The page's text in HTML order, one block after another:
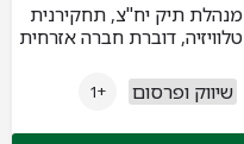
מנהלת תיק יח"צ, תחקירנית
טלוויזיה, דוברת חברה אזרחית
שיווק ופרסום +1